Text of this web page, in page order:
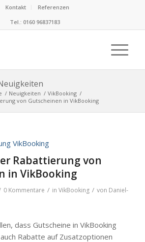
Kontakt
Referenzen
Tel.: 0160 96837183
/ Neuigkeiten / VikBooking /
von Gutscheinen in VikBooking
Rabattierung von
in VikBooking
0 Kommentare / in VikBooking / von Daniel-
dass Gutscheine in VikBooking
Rabatte auf Zusatzoptionen